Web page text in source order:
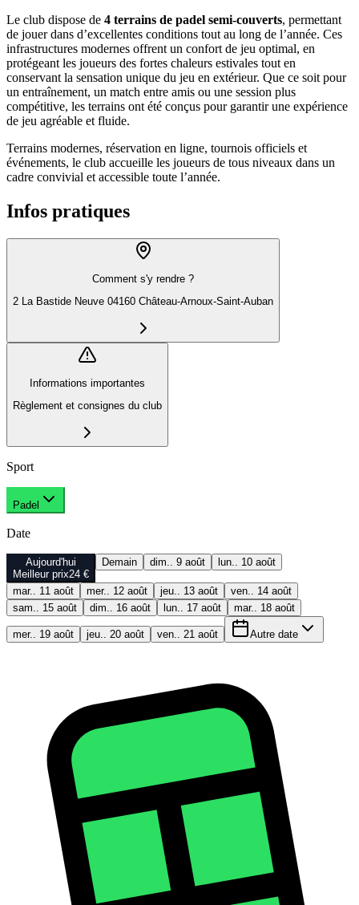
Le club dispose de 4 terrains de padel semi-couverts, permettant
de jouer dans d’excellentes conditions tout au long de l’année. Ces
infrastructures modernes offrent un confort de jeu optimal, en
protégeant les joueurs des fortes chaleurs estivales tout en
conservant la sensation unique du jeu en extérieur. Que ce soit pour
un entraînement, un match entre amis ou une session plus
compétitive, les terrains ont été conçus pour garantir une expérience
de jeu agréable et fluide.
Terrains modernes, réservation en ligne, tournois officiels et
événements, le club accueille les joueurs de tous niveaux dans un
cadre convivial et accessible toute l’année.
Infos pratiques
Comment s'y rendre ?
2 La Bastide Neuve 04160 Château-Arnoux-Saint-Auban
Informations importantes
Règlement et consignes du club
Sport
Padel
Date
Aujourd'hui
Meilleur prix24 €
Demain dim.. 9 août lun.. 10 août
mar.. 11 août mer.. 12 août jeu.. 13 août
ven.. 14 août
sam.. 15 août
dim.. 16 août lun.. 17 août mar.. 18 août
mer.. 19 août jeu.. 20 août ven.. 21 août Autre date